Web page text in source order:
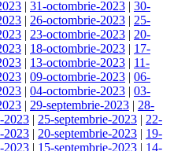
| 31-octombrie-2023 | 30-
| 26-octombrie-2023 | 25-
| 23-octombrie-2023 | 20-
| 18-octombrie-2023 | 17-
| 13-octombrie-2023 | 11-
| 09-octombrie-2023 | 06-
| 04-octombrie-2023 | 03-
| 29-septembrie-2023 | 28-
2023 | 25-septembrie-2023 | 22-
2023 | 20-septembrie-2023 | 19-
2023 | 15-septembrie-2023 | 14-